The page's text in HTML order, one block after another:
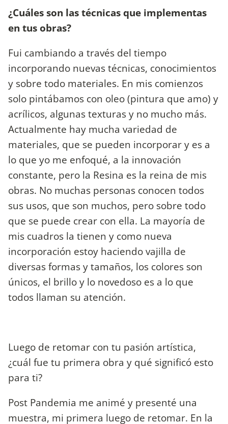
¿Cuáles son las técnicas que implementas
en tus obras?
Fui cambiando a través del tiempo
incorporando nuevas técnicas, conocimientos
y sobre todo materiales. En mis comienzos
solo pintábamos con oleo (pintura que amo) y
acrílicos, algunas texturas y no mucho más.
Actualmente hay mucha variedad de
materiales, que se pueden incorporar y es a
lo que yo me enfoqué, a la innovación
constante, pero la Resina es la reina de mis
obras. No muchas personas conocen todos
sus usos, que son muchos, pero sobre todo
que se puede crear con ella. La mayoría de
mis cuadros la tienen y como nueva
incorporación estoy haciendo vajilla de
diversas formas y tamaños, los colores son
únicos, el brillo y lo novedoso es a lo que
todos llaman su atención.
Luego de retomar con tu pasión artística,
¿cuál fue tu primera obra y qué significó esto
para ti?
Post Pandemia me animé y presenté una
muestra, mi primera luego de retomar. En la